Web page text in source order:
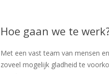
Hoe gaan we te
Met een vast team van mensen
zoveel mogelijk gladheid te